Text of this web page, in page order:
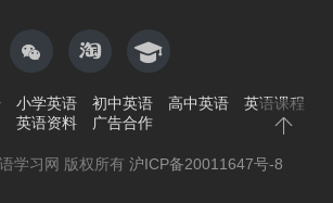
小学英语 初中英语 高中英语
英语课程
英语资料
广告合作
学习网 版权所有 沪ICP备20011647号-8